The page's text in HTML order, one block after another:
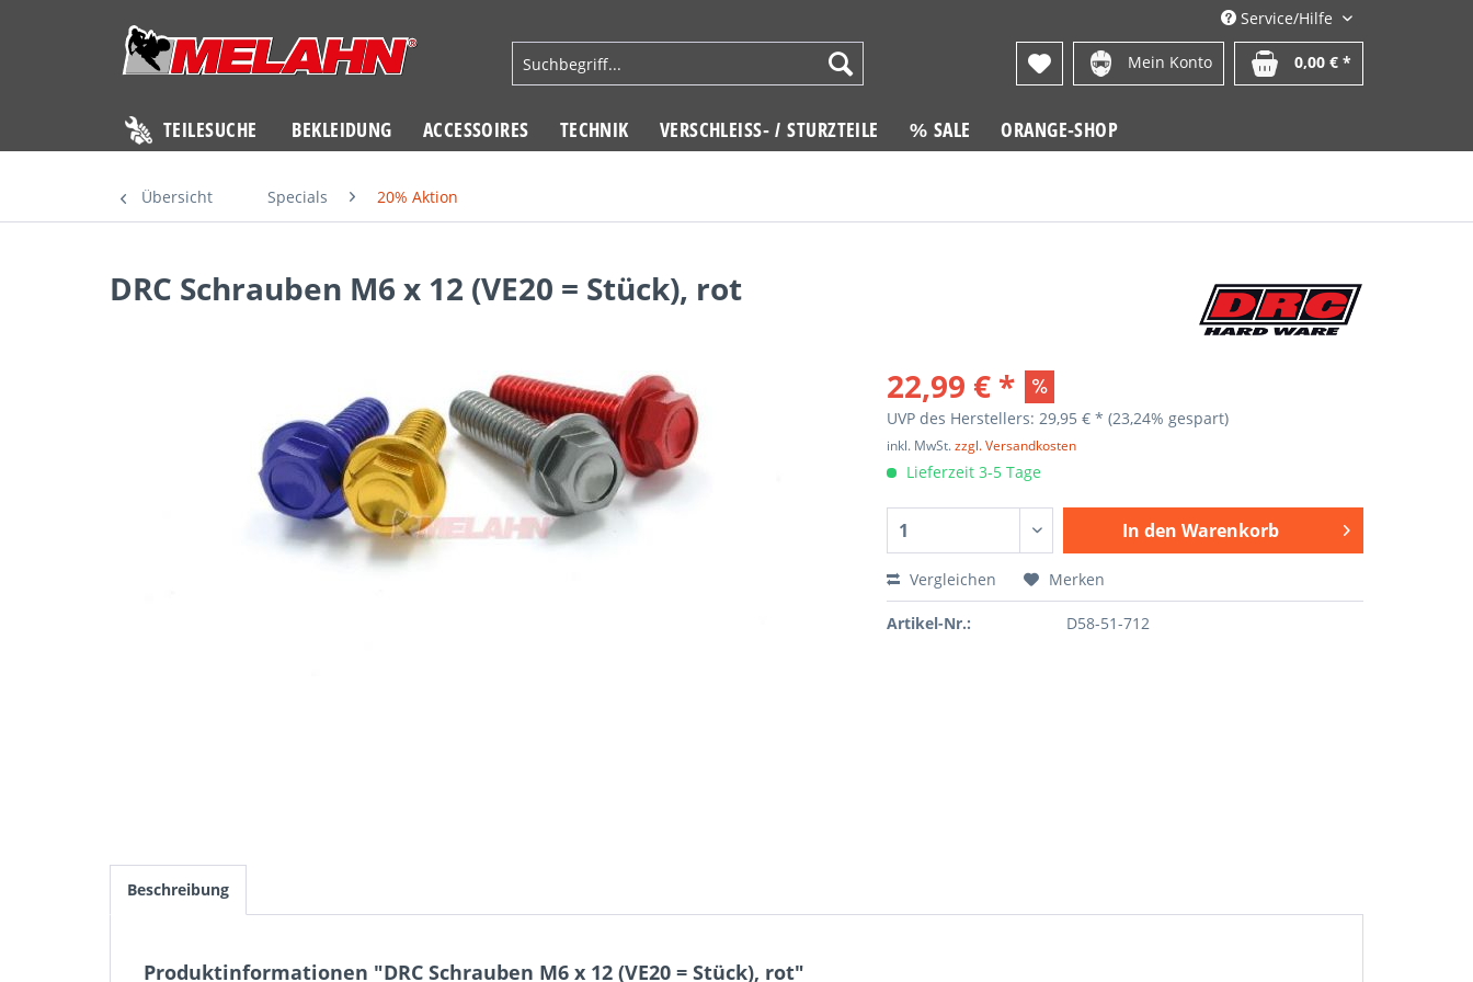
Service/Hilfe
Mein Konto 0,00 € *
TEILESUCHE BEKLEIDUNG ACCESSOIRES TECHNIK VERSCHLEISS- / STURZTEILE % SALE ORANGE-SHOP
Übersicht Specials 20% Aktion
DRC Schrauben M6 x 12 (VE20 = Stück), rot
22,99 € *
UVP des Herstellers: 29,95 € *(23,24% gespart)
inkl. MwSt.zzgl. Versandkosten
Lieferzeit 3-5 Tage
In den Warenkorb
Vergleichen Merken
Artikel-Nr.: D58-51-712
Beschreibung
Produktinformationen "DRC Schrauben M6 x 12 (VE20 = Stück), rot"